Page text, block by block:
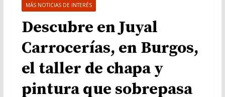
MÁS NOTICIAS DE INTERÉS
Descubre en Juyal
Carrocerías, en Burgos,
el taller de chapa y
pintura que sobrepasa